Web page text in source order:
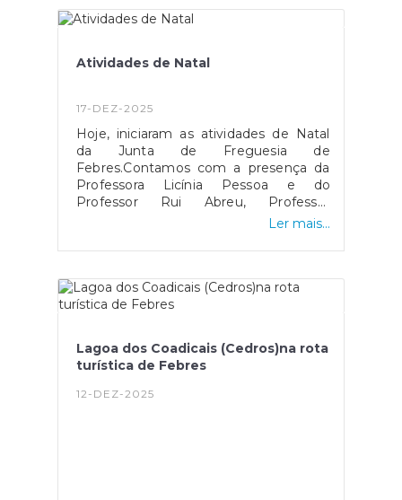
Atividades de Natal
17-DEZ-2025
Hoje, iniciaram as atividades de Natal
da Junta de Freguesia de
Febres.Contamos com a presença da
Professora Licínia Pessoa e do
Professor Rui Abreu, Professor
Bibliotecário do Agrupamento de
do conto de Natal "Como é que o Pai
Ler mais...
Lagoa dos Coadicais (Cedros)na rota
turística de Febres
12-DEZ-2025